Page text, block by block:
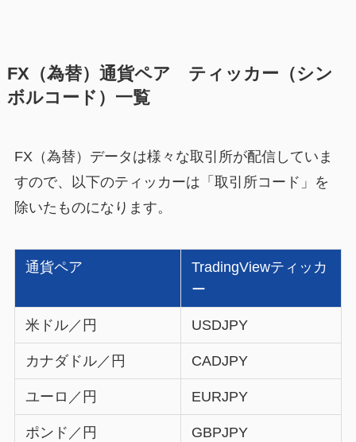
FX（為替）通貨ペア ティッカー（シン
ボルコード）一覧
FX（為替）データは様々な取引所が配信していま
すので、以下のティッカーは「取引所コード」を
除いたものになります。
通貨ペア
TradingViewティッカ
ー
米ドル／円 USDJPY
カナダドル／円 CADJPY
ユーロ／円 EURJPY
ポンド／円 GBPJPY